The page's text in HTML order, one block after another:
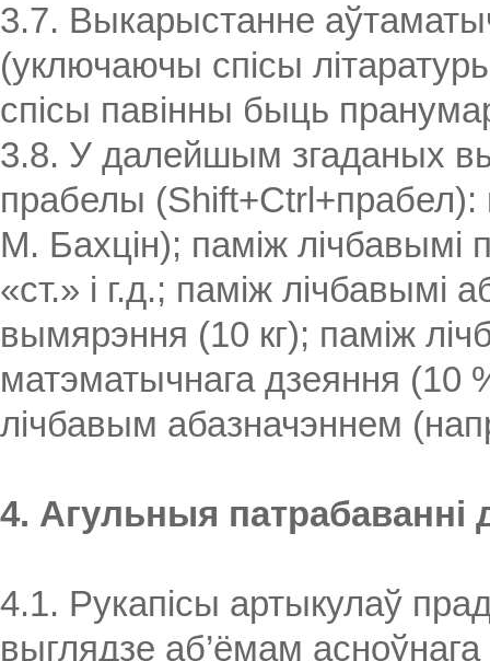
3.7. Выкарыстанне
(уключаючы спісы
спісы павінны быць
3.8. У далейшым згаданых
прабелы (Shift+Ctrl+прабел):
М. Бахцін); паміж лічбавымі
«ст.» і г.д.; паміж лічбавымі
вымярэння (10 кг); паміж
матэматычнага дзеяння (10
лічбавым абазначэннем
4. Агульныя патрабаванні
4.1. Рукапісы артыкулаў
выглядзе аб’ёмам асноўнага